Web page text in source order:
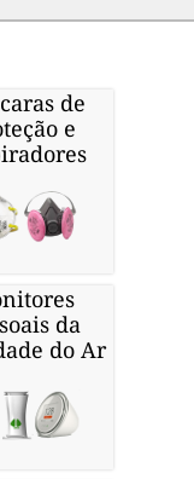
de
e
da
do Ar